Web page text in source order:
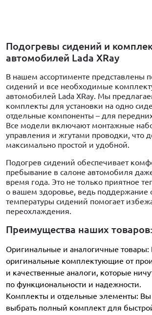
Подогревы сидений и
автомобилей Lada XRay
В нашем ассортименте представлены
сидений и все необходимые
автомобилей Lada XRay. Мы
комплекты для установки на одно
отдельные компоненты – для
Все модели включают монтажные
управления и жгутами проводки, что
максимально простой и удобной.
Подогрев сидений обеспечивает
пребывание в салоне автомобиля
время года. Это не только приятное
о вашем здоровье, ведь поддержание
температуры сидений помогает
переохлаждения.
Преимущества наших товаров:
Оригинальные и аналогичные товары:
оригинальные комплектующие от
и качественные аналоги, которые
по функциональности и надежности.
Комплекты и отдельные элементы:
выбрать полный комплект для